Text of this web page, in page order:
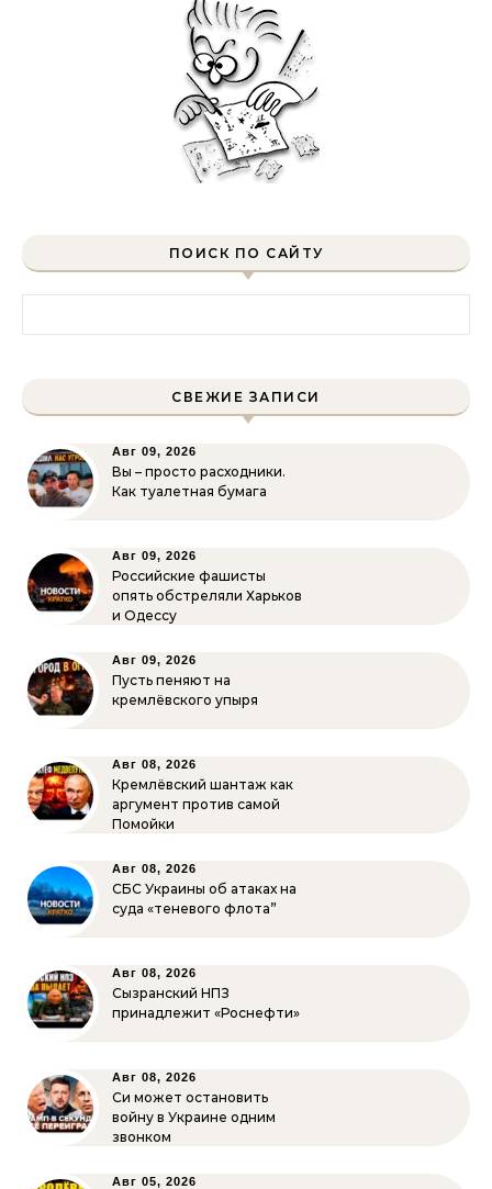
ПОИСК ПО САЙТУ
СВЕЖИЕ ЗАПИСИ
Авг 09, 2026
Вы – просто расходники.
Как туалетная бумага
Авг 09, 2026
Российские фашисты
опять обстреляли Харьков
и Одессу
Авг 09, 2026
Пусть пеняют на
кремлёвского упыря
Авг 08, 2026
Кремлёвский шантаж как
аргумент против самой
Помойки
Авг 08, 2026
СБС Украины об атаках на
суда «теневого флота”
Авг 08, 2026
Сызранский НПЗ
принадлежит «Роснефти»
Авг 08, 2026
Си может остановить
войну в Украине одним
звонком
Авг 05, 2026